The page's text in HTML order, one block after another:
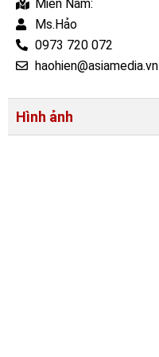
Miền Nam:
Ms.Hảo
0973 720 072
haohien@asiamedia.vn
Hình ảnh